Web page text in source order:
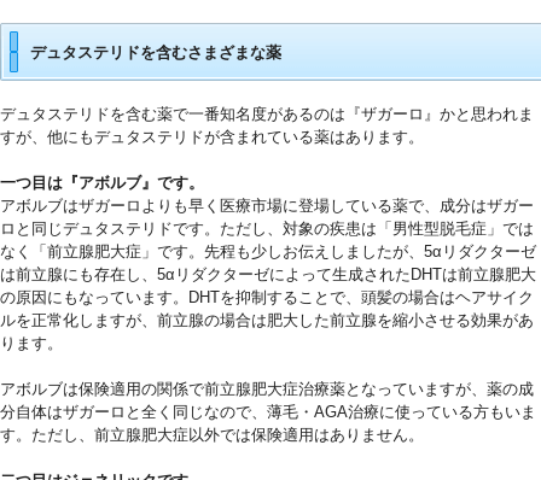
デュタステリドを含むさまざまな薬
デュタステリドを含む薬で一番知名度があるのは『ザガーロ』かと思われま
すが、他にもデュタステリドが含まれている薬はあります。
一つ目は『アボルブ』です。
アボルブはザガーロよりも早く医療市場に登場している薬で、成分はザガー
ロと同じデュタステリドです。ただし、対象の疾患は「男性型脱毛症」では
なく「前立腺肥大症」です。先程も少しお伝えしましたが、5αリダクターゼ
は前立腺にも存在し、5αリダクターゼによって生成されたDHTは前立腺肥大
の原因にもなっています。DHTを抑制することで、頭髪の場合はヘアサイク
ルを正常化しますが、前立腺の場合は肥大した前立腺を縮小させる効果があ
ります。
アボルブは保険適用の関係で前立腺肥大症治療薬となっていますが、薬の成
分自体はザガーロと全く同じなので、薄毛・AGA治療に使っている方もいま
す。ただし、前立腺肥大症以外では保険適用はありません。